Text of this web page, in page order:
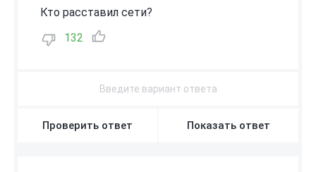
Кто расставил сети?
132
Проверить ответ Показать ответ